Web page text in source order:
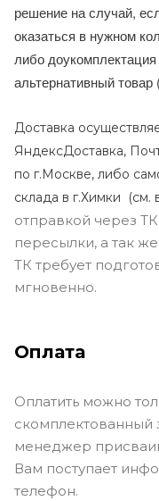
решение на случай,
оказаться в нужном
либо
альтернативный
Доставка
ЯндексДоставка,
по г.Москве, либо
склада в г.Химки (см.
отправкой через
пересылки, а так
ТК требует
мгновенно.
Оплата
Оплатить можно
скомплектованный
менеджер
Вам поступает
телефон.